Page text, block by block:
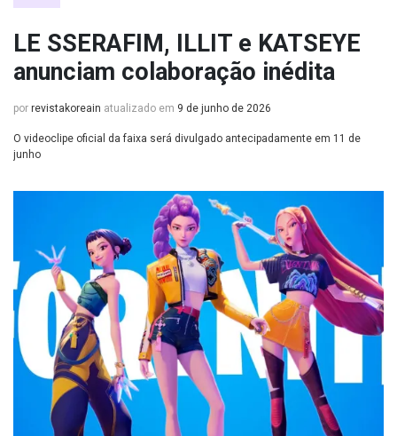
LE SSERAFIM, ILLIT e KATSEYE
anunciam colaboração inédita
por revistakoreain atualizado em 9 de junho de 2026
O videoclipe oficial da faixa será divulgado antecipadamente em 11 de
junho